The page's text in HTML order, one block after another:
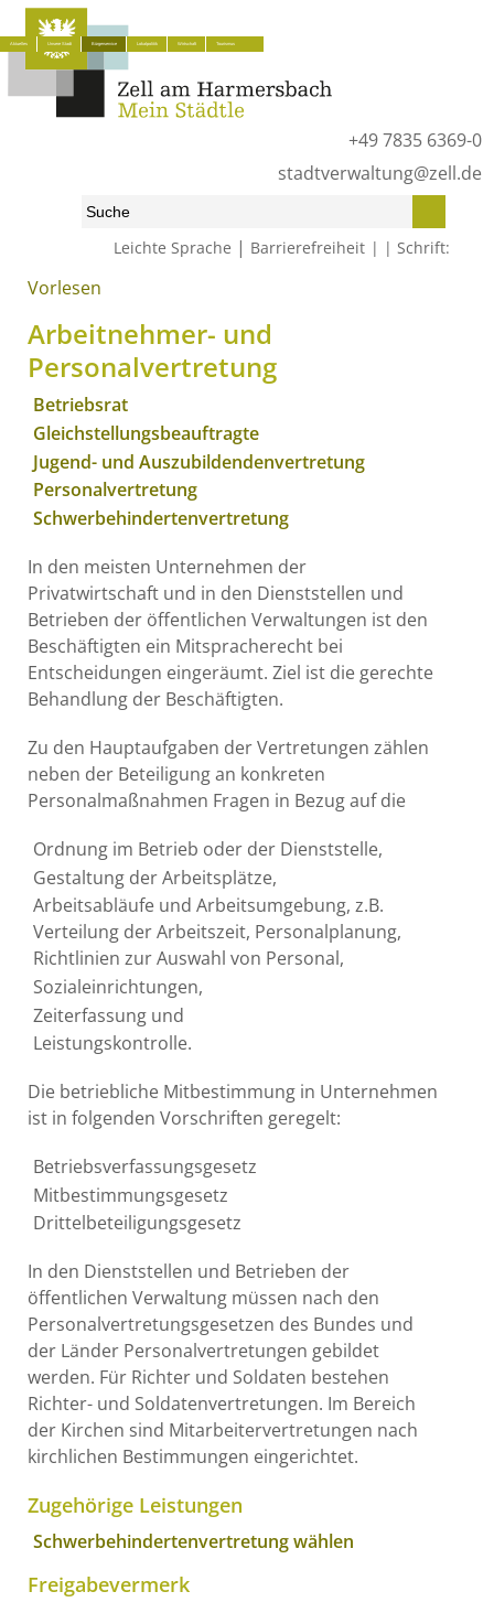
+49 7835 6369-0
stadtverwaltung@zell.de
Leichte Sprache | Barrierefreiheit Schrift:
Aktuelles Unsere Stadt Bürgerservice Lokalpolitik Wirtschaft Tourismus
Start» Bürgerservice »
Vorlesen
Arbeitnehmer- und
Personalvertretung
Betriebsrat
Gleichstellungsbeauftragte
Jugend- und Auszubildendenvertretung
Personalvertretung
Schwerbehindertenvertretung
In den meisten Unternehmen der
Privatwirtschaft und in den Dienststellen und
Betrieben der öffentlichen Verwaltungen ist den
Beschäftigten ein Mitspracherecht bei
Entscheidungen eingeräumt. Ziel ist die gerechte
Behandlung der Beschäftigten.
Zu den Hauptaufgaben der Vertretungen zählen
neben der Beteiligung an konkreten
Personalmaßnahmen Fragen in Bezug auf die
Ordnung im Betrieb oder der Dienststelle,
Gestaltung der Arbeitsplätze,
Arbeitsabläufe und Arbeitsumgebung, z.B.
Verteilung der Arbeitszeit, Personalplanung,
Richtlinien zur Auswahl von Personal,
Sozialeinrichtungen,
Zeiterfassung und
Leistungskontrolle.
Die betriebliche Mitbestimmung in Unternehmen
ist in folgenden Vorschriften geregelt:
Betriebsverfassungsgesetz
Mitbestimmungsgesetz
Drittelbeteiligungsgesetz
In den Dienststellen und Betrieben der
öffentlichen Verwaltung müssen nach den
Personalvertretungsgesetzen des Bundes und
der Länder Personalvertretungen gebildet
werden. Für Richter und Soldaten bestehen
Richter- und Soldatenvertretungen. Im Bereich
der Kirchen sind Mitarbeitervertretungen nach
kirchlichen Bestimmungen eingerichtet.
Zugehörige Leistungen
Schwerbehindertenvertretung wählen
Freigabevermerk